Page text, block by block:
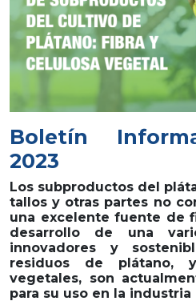
Boletín
2023
Los subproductos del
tallos y otras partes no
una excelente fuente de
desarrollo de una
innovadores y
residuos de plátano,
vegetales, son
para su uso en la